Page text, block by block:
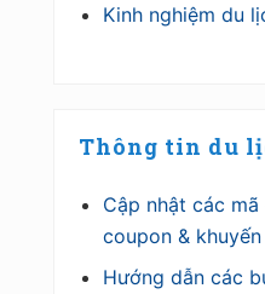
Kinh nghiệm du
Thông tin du
Cập nhật các
coupon &
Hướng dẫn các